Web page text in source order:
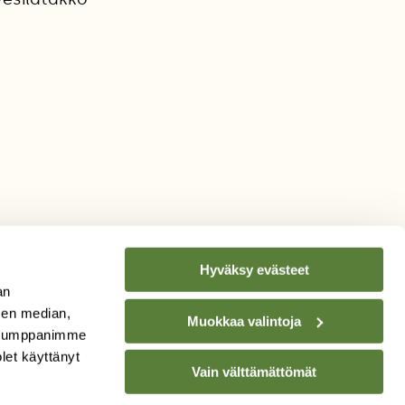
median,
käyttänyt
Hyväksy evästeet
Muokkaa valintoja
Vain välttämättömät
SUOMEN
LUONNONUUTIS­KIRJE